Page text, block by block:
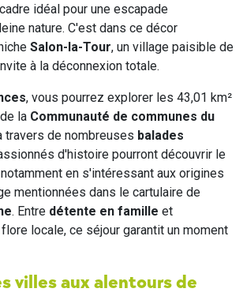
idéal pour une escapade
nature. C'est dans ce décor
Salon-la-Tour, un village paisible de
à la déconnexion totale.
, vous pourrez explorer les 43,01 km²
la Communauté de communes du
travers de nombreuses balades
d'histoire pourront découvrir le
en s'intéressant aux origines
mentionnées dans le cartulaire de
. Entre détente en famille et
locale, ce séjour garantit un moment
villes aux alentours de